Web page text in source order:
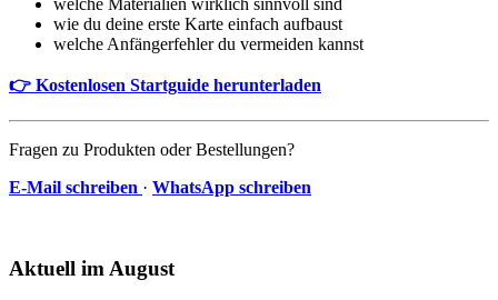
welche Materialien wirklich sinnvoll sind
wie du deine erste Karte einfach aufbaust
welche Anfängerfehler du vermeiden kannst
👉 Kostenlosen Startguide herunterladen
Fragen zu Produkten oder Bestellungen?
E-Mail schreiben · WhatsApp schreiben
Aktuell im August